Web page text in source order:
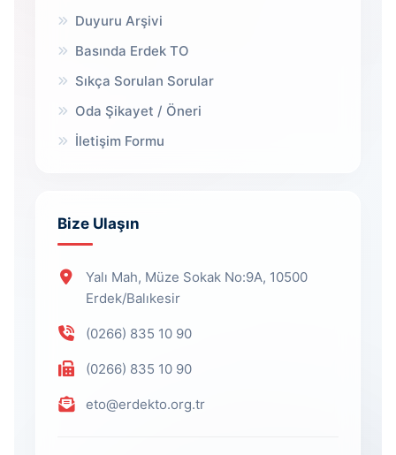
Duyuru Arşivi
Basında Erdek TO
Sıkça Sorulan Sorular
Oda Şikayet / Öneri
İletişim Formu
Bize Ulaşın
Yalı Mah, Müze Sokak No:9A, 10500
Erdek/Balıkesir
(0266) 835 10 90
(0266) 835 10 90
eto@erdekto.org.tr